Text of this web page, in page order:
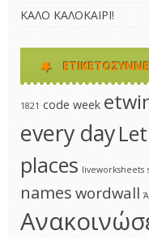
ΚΑΛΟ ΚΑΛΟΚΑΙΡΙ!
1821 code week
every day
places liveworksheets
names wordwall